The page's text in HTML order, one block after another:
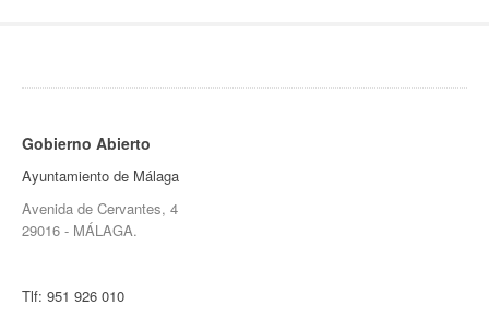
Gobierno Abierto
Ayuntamiento de Málaga
Avenida de Cervantes, 4
29016 - MÁLAGA.
Tlf: 951 926 010